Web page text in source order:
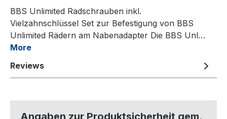
BBS Unlimited Radschrauben inkl.
Vielzahnschlüssel Set zur Befestigung von BBS
Unlimited Rädern am Nabenadapter Die BBS Unl…
More
Reviews